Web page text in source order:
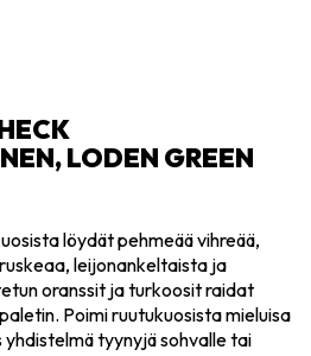
LODEN GREEN
löydät pehmeää vihreää,
leijonankeltaista ja
oranssit ja turkoosit raidat
Poimi ruutukuosista mieluisa
tyynyjä sohvalle tai